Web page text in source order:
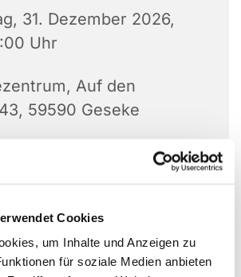
Cookies
um Inhalte und Anzeigen zu
für soziale Medien anbieten
31. Dezember 2026,
Uhr
Auf den
59590 Geseke